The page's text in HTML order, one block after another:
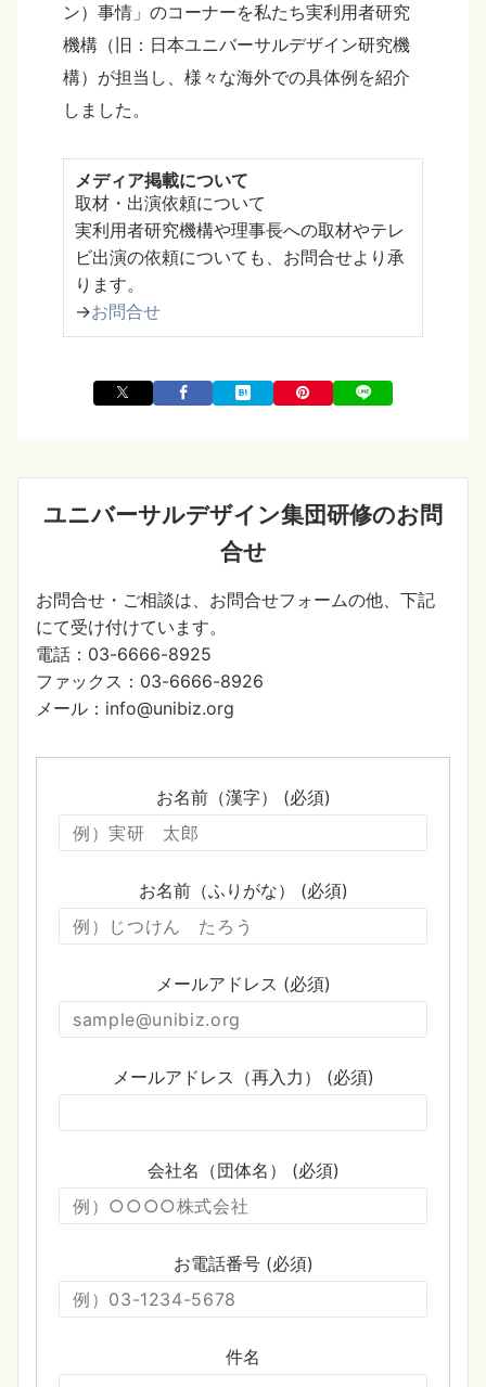
ン）事情」のコーナーを私たち実利用者研究
機構（旧：日本ユニバーサルデザイン研究機
構）が担当し、様々な海外での具体例を紹介
しました。
メディア掲載について
取材・出演依頼について
実利用者研究機構や理事長への取材やテレ
ビ出演の依頼についても、お問合せより承
ります。
→お問合せ
ユニバーサルデザイン集団研修のお問
合せ
お問合せ・ご相談は、お問合せフォームの他、下記
にて受け付けています。
電話：03-6666-8925
ファックス：03-6666-8926
メール：info@unibiz.org
お名前（漢字） (必須)
お名前（ふりがな） (必須)
メールアドレス (必須)
メールアドレス（再入力） (必須)
会社名（団体名） (必須)
お電話番号 (必須)
件名